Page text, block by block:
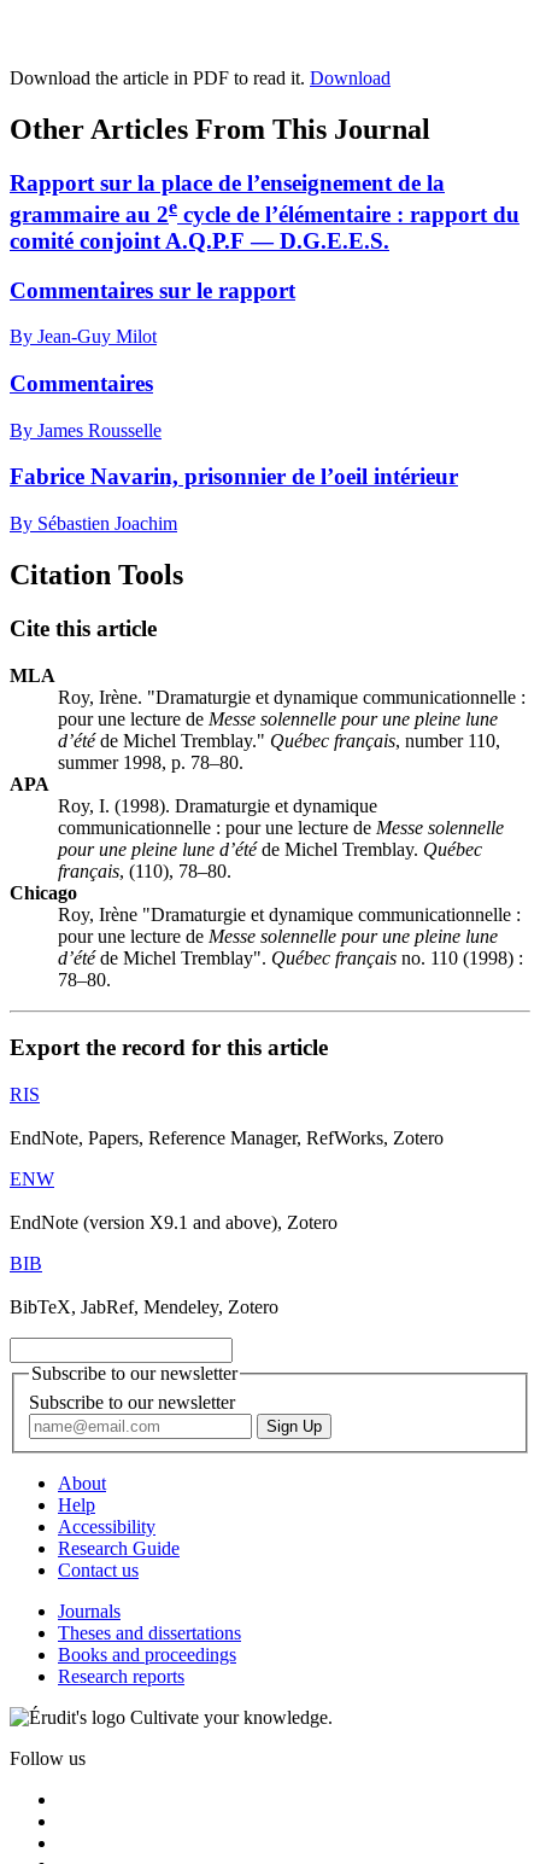
Download the article in PDF to read it. Download
Other Articles From This Journal
Rapport sur la place de l’enseignement de la
grammaire au 2e cycle de l’élémentaire : rapport du
comité conjoint A.Q.P.F — D.G.E.E.S.
Commentaires sur le rapport
By Jean-Guy Milot
Commentaires
By James Rousselle
Fabrice Navarin, prisonnier de l’oeil intérieur
By Sébastien Joachim
Citation Tools
Cite this article
MLA
Roy, Irène. "Dramaturgie et dynamique communicationnelle :
pour une lecture de Messe solennelle pour une pleine lune
d’étéde Michel Tremblay." Québec français, number 110,
summer 1998, p. 78–80.
APA
Roy, I. (1998). Dramaturgie et dynamique
communicationnelle : pour une lecture de Messe solennelle
pour une pleine lune d’étéde Michel Tremblay. Québec
français, (110), 78–80.
Chicago
Roy, Irène "Dramaturgie et dynamique communicationnelle :
pour une lecture de Messe solennelle pour une pleine lune
d’étéde Michel Tremblay". Québec français no. 110 (1998) :
78–80.
Export the record for this article
RIS
EndNote, Papers, Reference Manager, RefWorks, Zotero
ENW
EndNote (version X9.1 and above), Zotero
BIB
BibTeX, JabRef, Mendeley, Zotero
Subscribe to our newsletter
Subscribe to our newsletter
About
Help
Accessibility
Research Guide
Contact us
Journals
Theses and dissertations
Books and proceedings
Research reports
Cultivate your knowledge.
Follow us